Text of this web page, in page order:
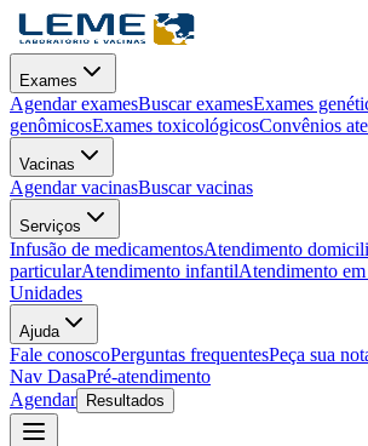
Exames
Agendar examesBuscar examesExames
genômicosExames toxicológicosConvênios
Vacinas
Agendar vacinasBuscar vacinas
Serviços
Infusão de medicamentosAtendimento
particularAtendimento infantilAtendimento em
Unidades
Ajuda
Fale conoscoPerguntas frequentesPeça sua
Nav DasaPré-atendimento
Agendar
Resultados